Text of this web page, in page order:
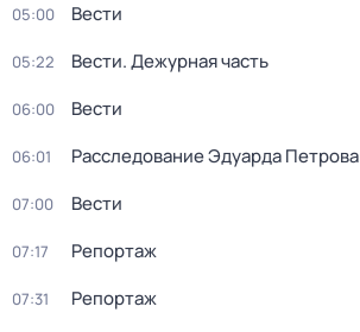
05:00 Вести
05:22 Вести. Дежурная часть
06:00 Вести
06:01 Расследование Эдуарда Петрова
07:00 Вести
07:17 Репортаж
07:31 Репортаж